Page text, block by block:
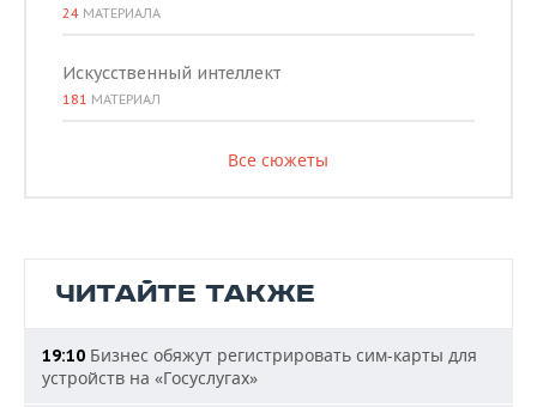
24 МАТЕРИАЛА
Искусственный интеллект
181 МАТЕРИАЛ
Все сюжеты
ЧИТАЙТЕ ТАКЖЕ
19:10 Бизнес обяжут регистрировать сим-карты для
устройств на «Госуслугах»